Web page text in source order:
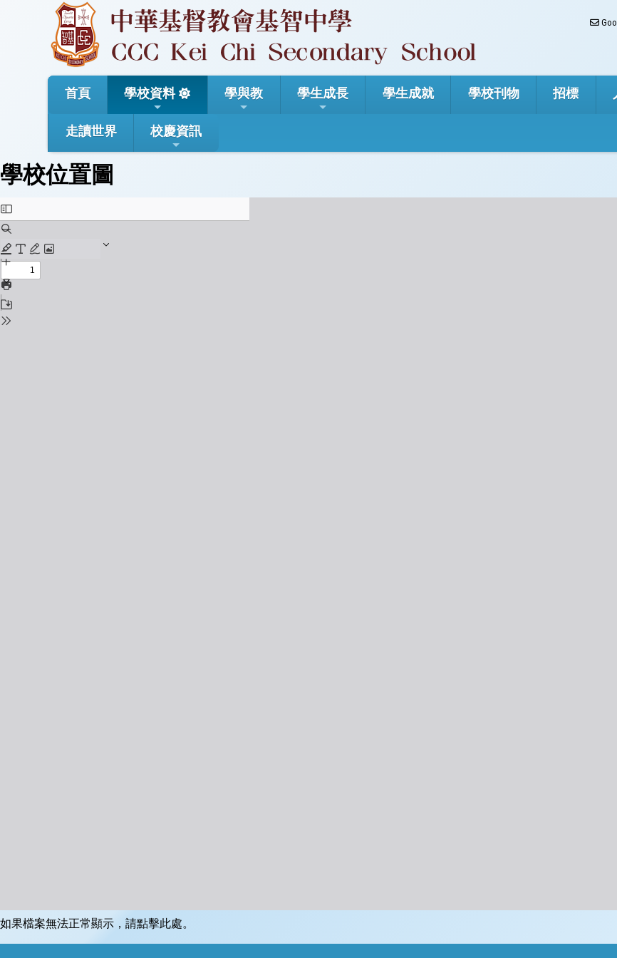
首頁 學校資料 學與教 學生成長 學生成就 學校刊物 招標
走讀世界 校慶資訊
學校位置圖
如果檔案無法正常顯示，請點擊此處。